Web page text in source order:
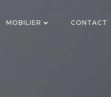
MOBILIER CONTACT